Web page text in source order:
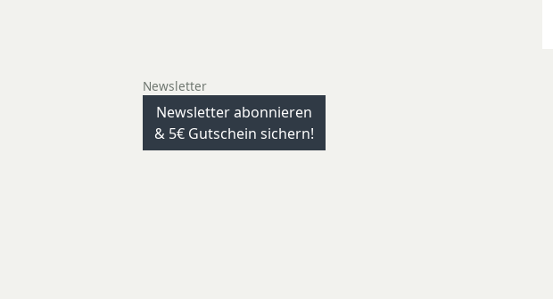
Newsletter
Newsletter abonnieren
& 5€ Gutschein sichern!